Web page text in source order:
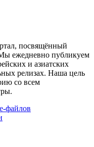
посвящённый
Мы ежедневно публикуем
и азиатских
релизах. Наша цель
со всем
файлов